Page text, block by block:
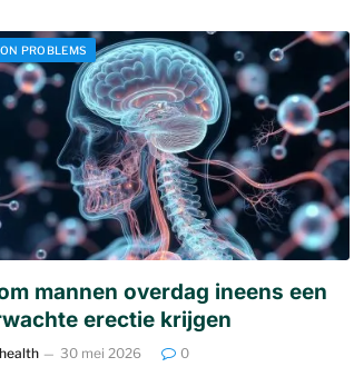
PROBLEMS
mannen overdag ineens een
erectie krijgen
30 mei 2026 0